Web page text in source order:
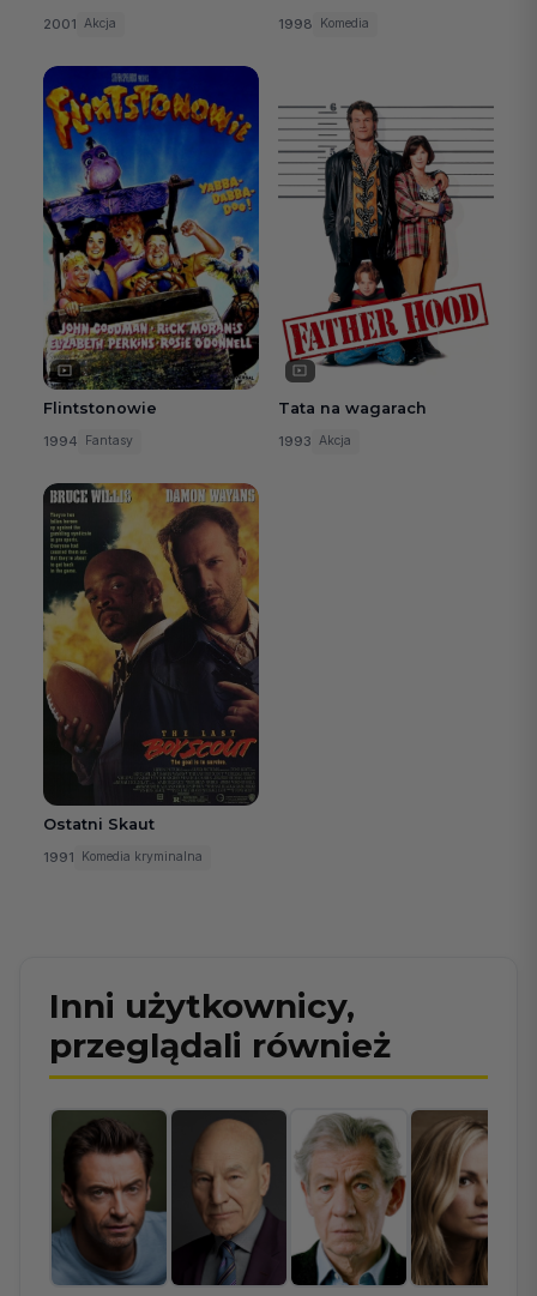
2001 Akcja 1998 Komedia
Flintstonowie
1994 Fantasy
Tata na wagarach
1993 Akcja
Ostatni Skaut
1991 Komedia kryminalna
Inni użytkownicy,
przeglądali również